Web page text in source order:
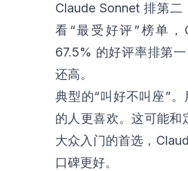
Claude Sonnet 排第
看“最受好评”榜单，
67.5% 的好评率排第
还高。
典型的“叫好不叫座”
的人更喜欢。这可能和
大众入门的首选，
口碑更好。